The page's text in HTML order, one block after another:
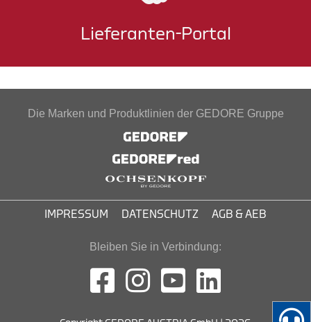
Lieferanten-Portal
Die Marken und Produktlinien der GEDORE Gruppe
IMPRESSUM DATENSCHUTZ AGB & AEB
Bleiben Sie in Verbindung: